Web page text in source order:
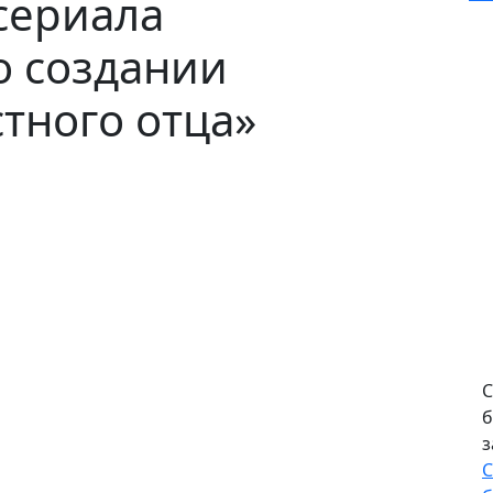
создании
отца»